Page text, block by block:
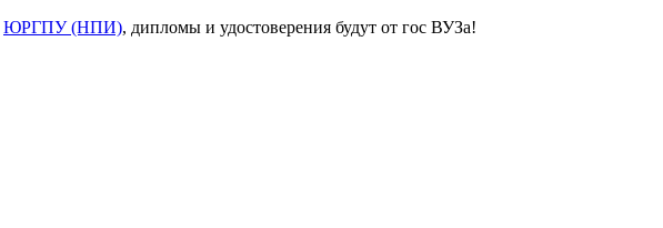
ЮРГПУ (НПИ), дипломы и удостоверения будут от гос ВУЗа!